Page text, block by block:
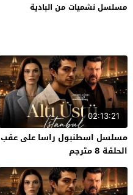
مسلسل نشميات من البادية
02:13:21
مسلسل اسطنبول راسا على عقب
الحلقة 8 مترجم